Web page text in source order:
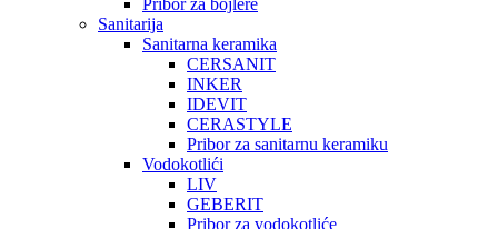
Pribor za bojlere
Sanitarija
Sanitarna keramika
CERSANIT
INKER
IDEVIT
CERASTYLE
Pribor za sanitarnu keramiku
Vodokotlići
LIV
GEBERIT
Pribor za vodokotliće